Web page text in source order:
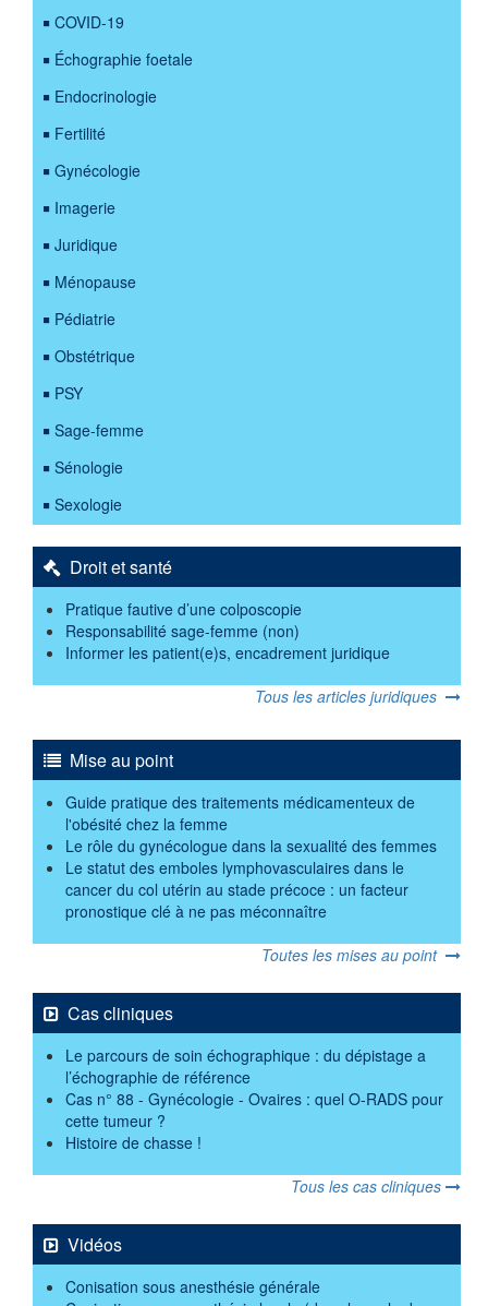
COVID-19
Échographie foetale
Endocrinologie
Fertilité
Gynécologie
Imagerie
Juridique
Ménopause
Pédiatrie
Obstétrique
PSY
Sage-femme
Sénologie
Sexologie
Droit et santé
Pratique fautive d’une colposcopie
Responsabilité sage-femme (non)
Informer les patient(e)s, encadrement juridique
Tous les articles juridiques
Mise au point
Guide pratique des traitements médicamenteux de
l'obésité chez la femme
Le rôle du gynécologue dans la sexualité des femmes
Le statut des emboles lymphovasculaires dans le
cancer du col utérin au stade précoce : un facteur
pronostique clé à ne pas méconnaître
Toutes les mises au point
Cas cliniques
Le parcours de soin échographique : du dépistage a
l’échographie de référence
Cas n° 88 - Gynécologie - Ovaires : quel O-RADS pour
cette tumeur ?
Histoire de chasse !
Tous les cas cliniques
Vidéos
Conisation sous anesthésie générale